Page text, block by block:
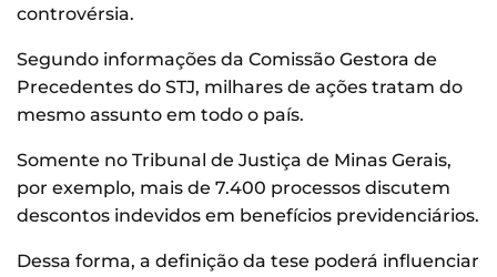
controvérsia.
Segundo informações da Comissão Gestora de
Precedentes do STJ, milhares de ações tratam do
mesmo assunto em todo o país.
Somente no Tribunal de Justiça de Minas Gerais,
por exemplo, mais de 7.400 processos discutem
descontos indevidos em benefícios previdenciários.
Dessa forma, a definição da tese poderá influenciar